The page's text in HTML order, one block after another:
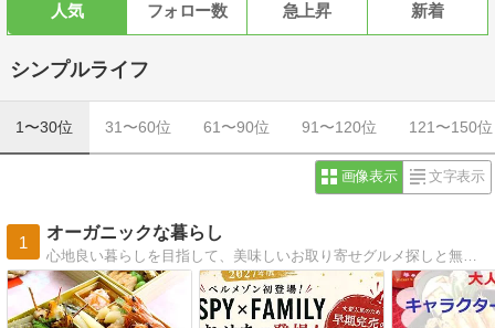
人気 フォロー数 急上昇 新着
シンプルライフ
1〜30位 31〜60位 61〜90位 91〜120位 121〜150位
画像表示 文字表示
1
オーガニックな暮らし